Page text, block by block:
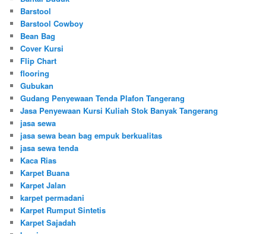
Barstool
Barstool Cowboy
Bean Bag
Cover Kursi
Flip Chart
flooring
Gubukan
Gudang Penyewaan Tenda Plafon Tangerang
Jasa Penyewaan Kursi Kuliah Stok Banyak Tangerang
jasa sewa
jasa sewa bean bag empuk berkualitas
jasa sewa tenda
Kaca Rias
Karpet Buana
Karpet Jalan
karpet permadani
Karpet Rumput Sintetis
Karpet Sajadah